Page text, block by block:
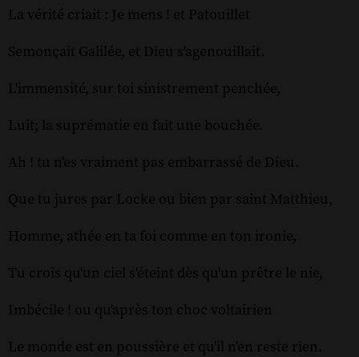
La vérité criait : Je mens ! et Patouillet
Semonçait Galilée, et Dieu s'agenouillait.
L'immensité, sur toi sinistrement penchée,
Luit; la suprématie en fait une bouchée.
Ah ! tu n'es vraiment pas embarrassé de Dieu.
Que tu jures par Locke ou bien par saint Matthieu,
Homme, athée en ta foi comme en ton ironie,
Tu crois qu'un ciel s'éteint dès qu'un prêtre le nie,
Imbécile ! ou qu'après ton choc voltairien
Le monde est en poussière et qu'il n'en reste rien.